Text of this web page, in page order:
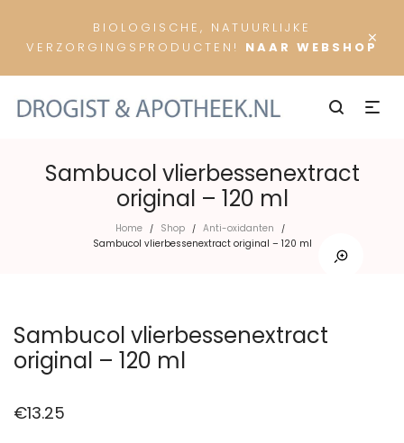
×
BIOLOGISCHE, NATUURLIJKE
VERZORGINGSPRODUCTEN! NAAR WEBSHOP
Sambucol vlierbessenextract
original – 120 ml
Home / Shop / Anti-oxidanten /
Sambucol vlierbessenextract original – 120 ml
Sambucol vlierbessenextract
original – 120 ml
€13.25